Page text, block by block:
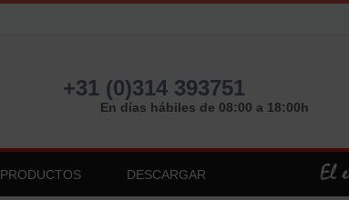
+31 (0)314 393751
En días hábiles de 08:00 a 18:00h
PRODUCTOS DESCARGAR